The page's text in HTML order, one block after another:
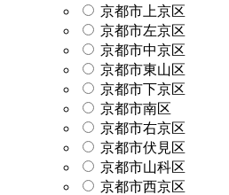
京都市上京区
京都市左京区
京都市中京区
京都市東山区
京都市下京区
京都市南区
京都市右京区
京都市伏見区
京都市山科区
京都市西京区